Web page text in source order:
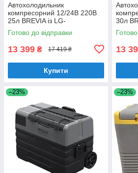
Автохолодильник
компресорний 12/24В 220В
25л BREVIA із LG-
компресором сталевий
(22405)
Готово до відправки
13 399 ₴ 17 419 ₴
Купити
30л
13
–23% –23%